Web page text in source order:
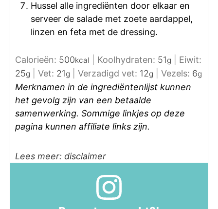
Hussel alle ingrediënten door elkaar en
serveer de salade met zoete aardappel,
linzen en feta met de dressing.
Calorieën: 500kcal Koolhydraten: 51g
Eiwit:
25g Vet: 21g Verzadigd vet: 12g Vezels: 6g
Merknamen in de ingrediëntenlijst kunnen
het gevolg zijn van een betaalde
samenwerking. Sommige linkjes op deze
pagina kunnen affiliate links zijn.
Lees meer: disclaimer